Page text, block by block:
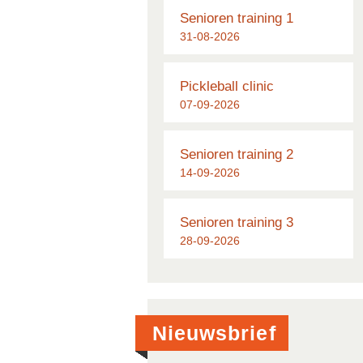
Senioren training 1
31-08-2026
Pickleball clinic
07-09-2026
Senioren training 2
14-09-2026
Senioren training 3
28-09-2026
Nieuwsbrief